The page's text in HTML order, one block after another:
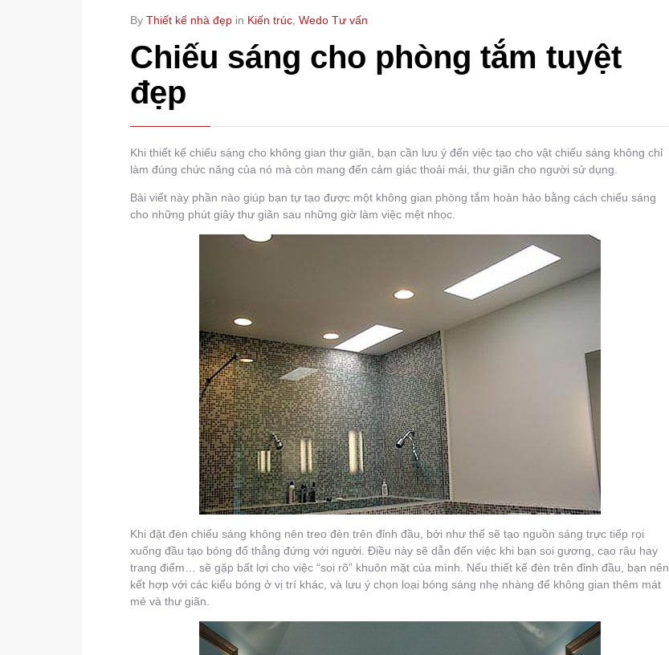
By Thiết kế nhà đẹp in Kiến trúc Wedo Tư vấn
Chiếu sáng cho phòng tắm tuyệt
đẹp
Khi thiết kế chiếu sáng cho không gian thư giãn, bạn cần lưu ý đến việc tạo cho vật chiếu sáng không chỉ
làm đúng chức năng của nó mà còn mang đến cảm giác thoải mái, thư giãn cho người sử dụng.
Bài viết này phần nào giúp bạn tự tạo được một không gian phòng tắm hoàn hảo bằng cách chiếu sáng
cho những phút giây thư giãn sau những giờ làm việc mệt nhọc.
Khi đặt đèn chiếu sáng không nên treo đèn trên đỉnh đầu, bởi như thế sẽ tạo nguồn sáng trực tiếp rọi
xuống đầu tạo bóng đổ thẳng đứng với người. Điều này sẽ dẫn đến việc khi bạn soi gương, cạo râu hay
trang điểm… sẽ gặp bất lợi cho việc “soi rõ” khuôn mặt của mình. Nếu thiết kế đèn trên đỉnh đầu, bạn nên
kết hợp với các kiểu bóng ở vị trí khác, và lưu ý chọn loại bóng sáng nhẹ nhàng để không gian thêm mát
mẻ và thư giãn.